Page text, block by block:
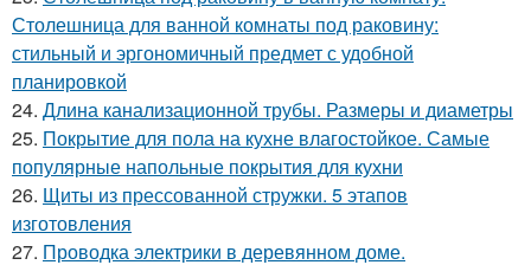
Столешница для ванной комнаты под раковину:
стильный и эргономичный предмет с удобной
планировкой
24. Длина канализационной трубы. Размеры и диаметры
25. Покрытие для пола на кухне влагостойкое. Самые
популярные напольные покрытия для кухни
26. Щиты из прессованной стружки. 5 этапов
изготовления
27. Проводка электрики в деревянном доме.